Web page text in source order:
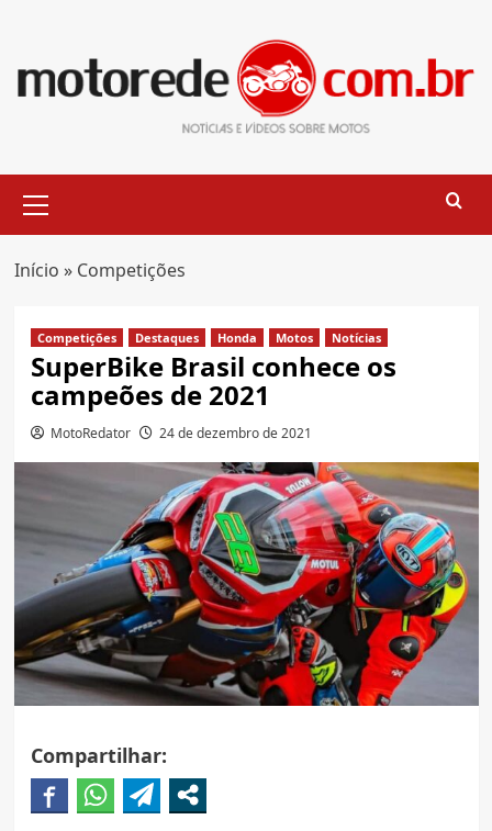
content
Menu
Início » Competições
Competições Destaques Honda Motos Notícias
SuperBike Brasil conhece os
campeões de 2021
MotoRedator 24 de dezembro de 2021
Compartilhar: